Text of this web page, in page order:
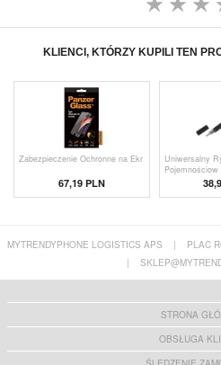
KLIENCI, KTÓRZY KUPILI TEN
Zabezpieczenie Ochronne na Ekr
67,19 PLN
Uniwersalny
Pojemnościow
MYTRENDYPHONE LOGISTICS APS | PLAC
|
STRONA
OBSŁUGA